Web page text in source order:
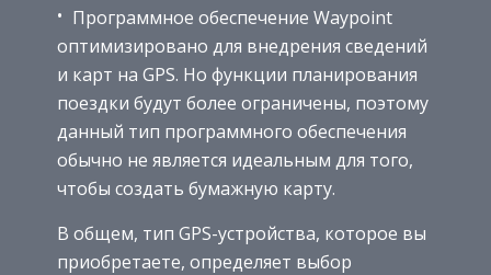
Программное обеспечение Waypoint
оптимизировано для внедрения сведений
и карт на GPS. Но функции планирования
поездки будут более ограничены, поэтому
данный тип программного обеспечения
обычно не является идеальным для того,
чтобы создать бумажную карту.
В общем, тип GPS-устройства, которое вы
приобретаете, определяет выбор